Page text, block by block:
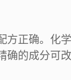
正确。化
确的成分可